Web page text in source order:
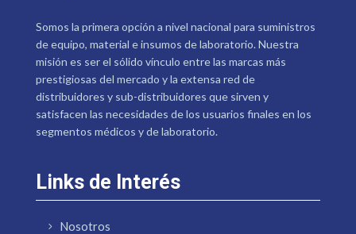
Somos la primera opción a nivel nacional para suministros
de equipo, material e insumos de laboratorio. Nuestra
misión es ser el sólido vínculo entre las marcas más
prestigiosas del mercado y la extensa red de
distribuidores y sub-distribuidores que sirven y
satisfacen las necesidades de los usuarios finales en los
segmentos médicos y de laboratorio.
Links de Interés
Nosotros